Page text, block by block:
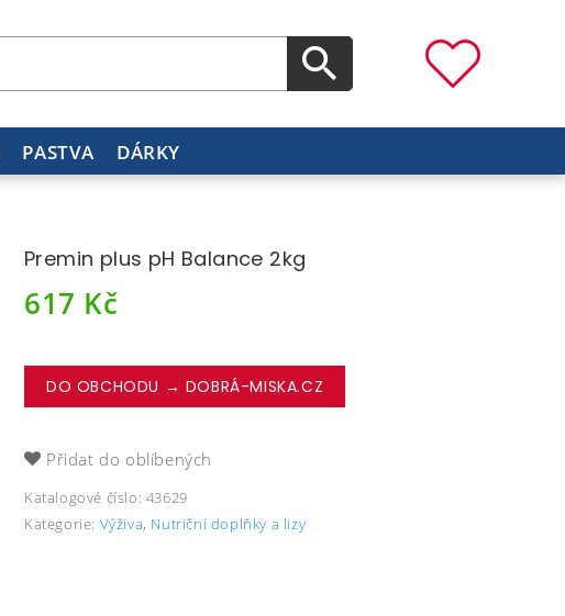
PASTVA DÁRKY
Premin plus pH Balance 2kg
617 Kč
DO OBCHODU → DOBRÁ-MISKA.CZ
Přidat do oblíbených
Katalogové číslo: 43629
Kategorie: Výživa, Nutriční doplňky a lizy